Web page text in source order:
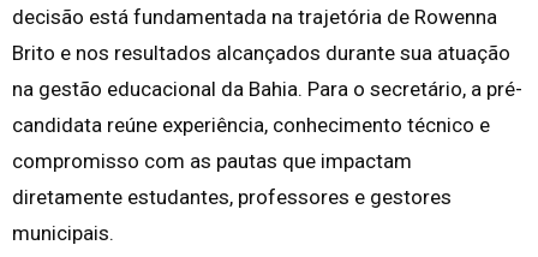
decisão está fundamentada na trajetória de Rowenna
Brito e nos resultados alcançados durante sua atuação
na gestão educacional da Bahia. Para o secretário, a pré-
candidata reúne experiência, conhecimento técnico e
compromisso com as pautas que impactam
diretamente estudantes, professores e gestores
municipais.